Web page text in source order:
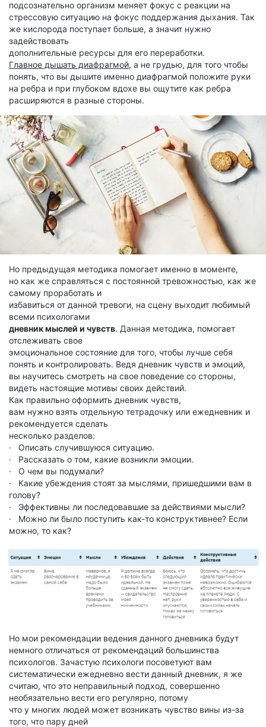
подсознательно организм меняет фокус с реакции на
стрессовую ситуацию на фокус поддержания дыхания. Так
же кислорода поступает больше, а значит нужно
задействовать
дополнительные ресурсы для его переработки.
Главное дышать диафрагмой, а не грудью, для того чтобы
понять, что вы дышите именно диафрагмой положите руки
на ребра и при глубоком вдохе вы ощутите как ребра
расширяются в разные стороны.
Но предыдущая методика помогает именно в моменте,
но как же справляться с постоянной тревожностью, как же
самому проработать и
избавиться от данной тревоги, на сцену выходит любимый
всеми психологами
дневник мыслей и чувств. Данная методика, помогает
отслеживать свое
эмоциональное состояние для того, чтобы лучше себя
понять и контролировать. Ведя дневник чувств и эмоций,
вы научитесь смотреть на свое поведение со стороны,
видеть настоящие мотивы своих действий.
Как правильно оформить дневник чувств,
вам нужно взять отдельную тетрадочку или ежедневник и
рекомендуется сделать
несколько разделов:
· Описать случившуюся ситуацию.
· Рассказать о том, какие возникли эмоции.
· О чем вы подумали?
· Какие убеждения стоят за мыслями, пришедшими вам в
голову?
· Эффективны ли последовавшие за действиями мысли?
· Можно ли было поступить как-то конструктивнее? Если
можно, то как?
Но мои рекомендации ведения данного дневника будут
немного отличаться от рекомендаций большинства
психологов. Зачастую психологи посоветуют вам
систематически ежедневно вести данный дневник, я же
считаю, что это неправильный подход, совершенно
необязательно вести его регулярно, потому
что у многих людей может возникать чувство вины из-за
того, что пару дней